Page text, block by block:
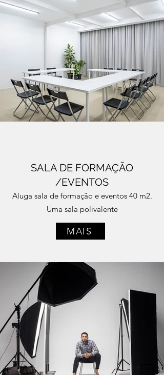
SALA DE FORMAÇÃO
/EVENTOS
Aluga sala de formação e eventos 40 m2.
Uma sala polivalente
MAIS